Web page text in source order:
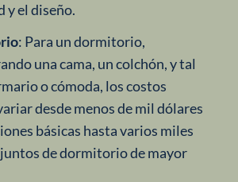
y el diseño.
: Para un dormitorio,
una cama, un colchón, y tal
o cómoda, los costos
desde menos de mil dólares
básicas hasta varios miles
de dormitorio de mayor